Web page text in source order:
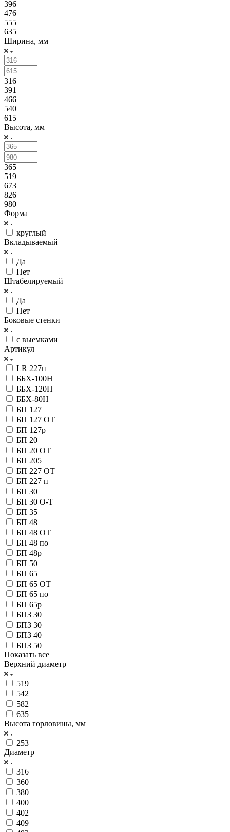
396
476
555
635
Ширина, мм
316
391
466
540
615
Высота, мм
365
519
673
826
980
Форма
круглый
Вкладываемый
Да
Нет
Штабелируемый
Да
Нет
Боковые стенки
с выемками
Артикул
LR 227п
ББХ-100Н
ББХ-120Н
ББХ-80Н
БП 127
БП 127 OT
БП 127р
БП 20
БП 20 OT
БП 205
БП 227 OT
БП 227 п
БП 30
БП 30 О-Т
БП 35
БП 48
БП 48 OT
БП 48 по
БП 48р
БП 50
БП 65
БП 65 OT
БП 65 по
БП 65р
БПЗ 30
БПЗ 30
БПЗ 40
БПЗ 50
Показать все
Верхний диаметр
519
542
582
635
Высота горловины, мм
253
Диаметр
316
360
380
400
402
409